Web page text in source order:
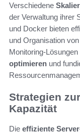
Verschiedene
der Verwaltung ihrer
und Docker bieten
und Organisation
Monitoring-
optimieren und
Strategien
Kapazität
Die effiziente